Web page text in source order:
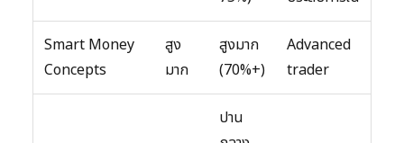
Smart Money
Concepts
สูง
มาก
สูงมาก
(70%+)
Advanced
trader
ปาน